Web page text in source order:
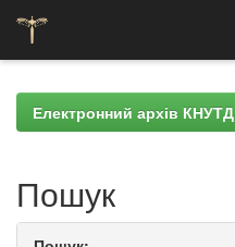
navigationЕлектронний архів КНУТД
Пошук